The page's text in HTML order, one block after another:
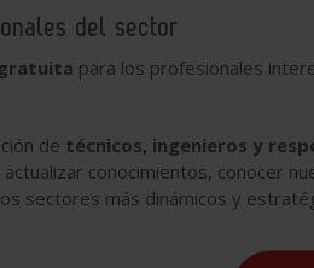
del sector
gratuita para los profesionales
de técnicos, ingenieros y
conocimientos, conocer
sectores más dinámicos y